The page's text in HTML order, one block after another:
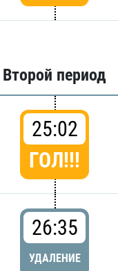
Второй период
25:02
ГОЛ!!!
26:35
УДАЛЕНИЕ